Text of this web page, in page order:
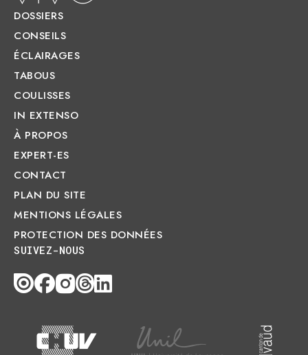
DOSSIERS
CONSEILS
ÉCLAIRAGES
TABOUS
COULISSES
IN EXTENSO
À PROPOS
EXPERT-ES
CONTACT
PLAN DU SITE
MENTIONS LÉGALES
PROTECTION DES DONNÉES
SUIVEZ-NOUS